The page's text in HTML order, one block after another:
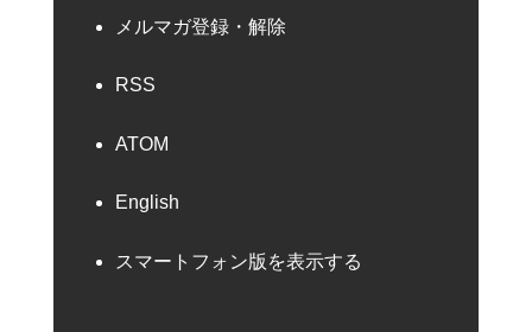
メルマガ登録・解除
RSS
ATOM
English
スマートフォン版を表示する